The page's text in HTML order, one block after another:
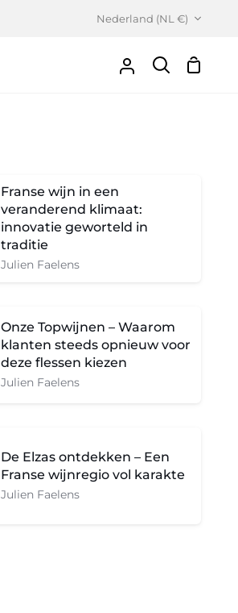
Valuta Nederland (NL €)
Uw
Zoeken
Franse wijn in een
veranderend klimaat:
innovatie geworteld in
traditie
Julien Faelens
Onze Topwijnen – Waarom
klanten steeds opnieuw voor
deze flessen kiezen
Julien Faelens
De Elzas ontdekken – Een
Franse wijnregio vol karakte
Julien Faelens